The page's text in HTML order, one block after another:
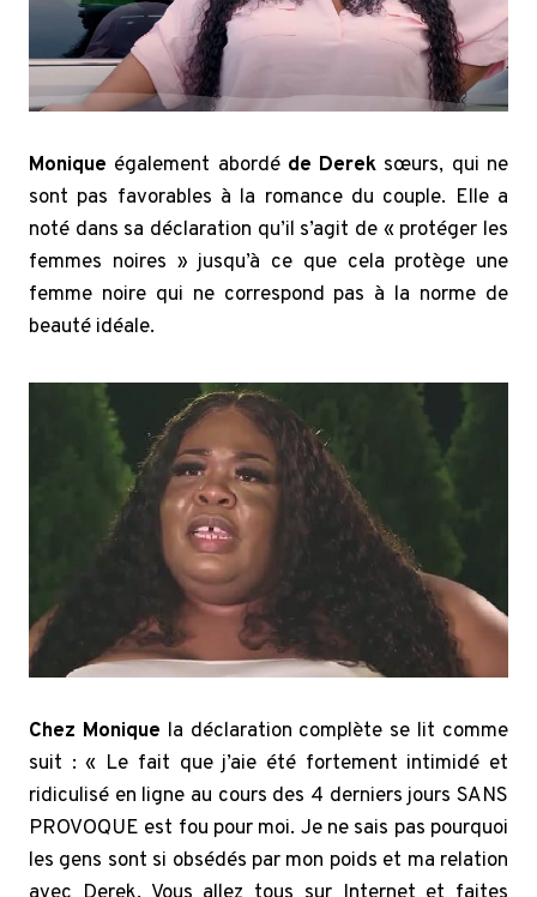
Monique également abordé de Derek sœurs, qui ne
sont pas favorables à la romance du couple. Elle a
noté dans sa déclaration qu’il s’agit de « protéger les
femmes noires » jusqu’à ce que cela protège une
femme noire qui ne correspond pas à la norme de
beauté idéale.
Chez Monique la déclaration complète se lit comme
suit : « Le fait que j’aie été fortement intimidé et
ridiculisé en ligne au cours des 4 derniers jours SANS
PROVOQUE est fou pour moi. Je ne sais pas pourquoi
les gens sont si obsédés par mon poids et ma relation